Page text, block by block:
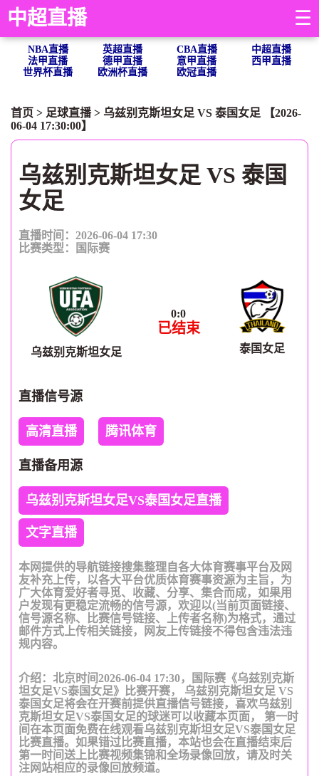
中超直播 ☰
NBA直播 英超直播 CBA直播
中超直播
法甲直播
德甲直播 意甲直播
西甲直播
世界杯直播
欧洲杯直播 欧冠直播
首页 > 足球直播> 乌兹别克斯坦女足 VS 泰国女足 【2026-
06-04 17:30:00】
乌兹别克斯坦女足 VS 泰国
女足
直播时间：2026-06-04 17:30
比赛类型：
国际赛
乌兹别克斯坦女足
0:0
已结束
泰国女足
直播信号源
高清直播 腾讯体育
直播备用源
乌兹别克斯坦女足VS泰国女足直播
文字直播
本网提供的导航链接搜集整理自各大体育赛事平台及网
友补充上传，以各大平台优质体育赛事资源为主旨，为
广大体育爱好者寻觅、收藏、分享、集合而成，如果用
户发现有更稳定流畅的信号源，欢迎以(当前页面链接、
信号源名称、比赛信号链接、上传者名称)为格式，通过
邮件方式上传相关链接，网友上传链接不得包含违法违
规内容。
介绍：北京时间2026-06-04 17:30，国际赛《乌兹别克斯
坦女足VS泰国女足》比赛开赛， 乌兹别克斯坦女足 VS
泰国女足将会在开赛前提供直播信号链接，喜欢乌兹别
克斯坦女足VS泰国女足的球迷可以收藏本页面， 第一时
间在本页面免费在线观看乌兹别克斯坦女足VS泰国女足
比赛直播。如果错过比赛直播，本站也会在直播结束后
第一时间送上比赛视频集锦和全场录像回放，请及时关
注网站相应的录像回放频道。